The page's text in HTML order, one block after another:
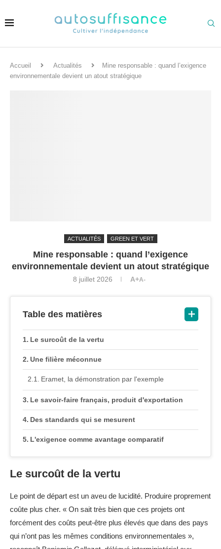
Accueil Actualités
Mine responsable : quand l’exigence
environnementale devient un atout stratégique
ACTUALITÉS GREEN ET VERT
Mine responsable : quand l’exigence
environnementale devient un atout stratégique
8 juillet 2026 A+A-
Table des matières
Le surcoût de la vertu
Une filière méconnue
Eramet, la démonstration par l'exemple
Le savoir-faire français, produit d'exportation
Des standards qui se mesurent
L'exigence comme avantage comparatif
Le surcoût de la vertu
Le point de départ est un aveu de lucidité. Produire proprement
coûte plus cher. « On sait très bien que ces projets ont
forcément des coûts peut-être plus élevés que dans des pays
qui n’ont pas les mêmes conditions environnementales »,